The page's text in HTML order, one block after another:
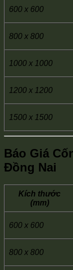
600 x 600
800 x 800
1000 x 1000
1200 x 1200
1500 x 1500
Báo Giá
Đồng Nai
Kích thước
(mm)
600 x 600
800 x 800